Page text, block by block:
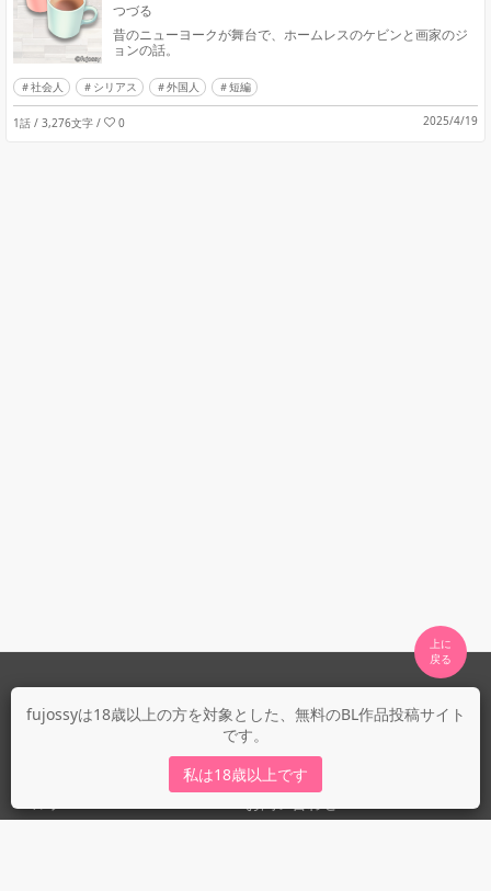
fujossyは18歳以上の方を対象とした、無料のBL作品投稿サイト
です。
私は18歳以上です
つづる
昔のニューヨークが舞台で、ホームレスのケビンと画家のジ
ョンの話。
社会人 シリアス 外国人 短編
1話 / 3,276文字 / 0 2025/4/19
上に
fujossyについて
fujossy運営ブログ